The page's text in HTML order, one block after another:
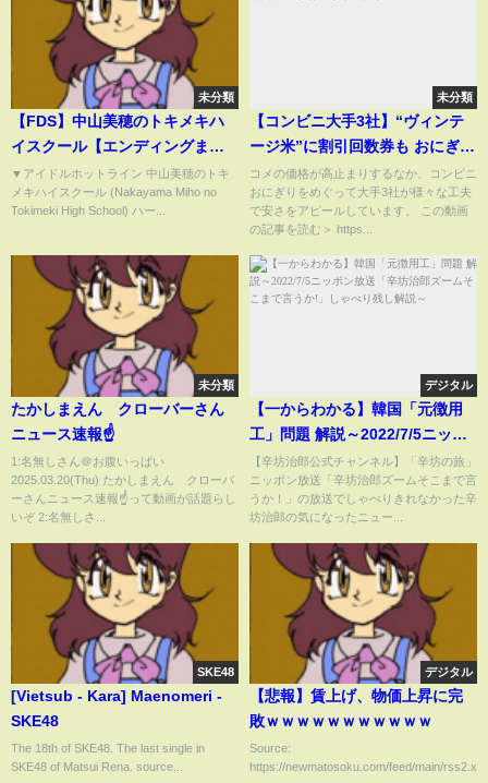
未分類
【FDS】中山美穂のトキメキハ
イスクール【エンディングま
で】
▼アイドルホットライン 中山美穂のトキ
メキハイスクール (Nakayama Miho no
Tokimeki High School) ハー...
未分類
【コンビニ大手3社】“ヴィンテ
ージ米”に割引回数券も おにぎり
の安さアピール
コメの価格が高止まりするなか、コンビニ
おにぎりをめぐって大手3社が様々な工夫
で安さをアピールしています。 この動画
の記事を読む＞ https...
未分類
たかしまえん クローバーさん
ニュース速報☝️
1:名無しさん＠お腹いっぱい
2025.03.20(Thu) たかしまえん クローバ
ーさんニュース速報☝️って動画が話題らし
いぞ 2:名無しさ...
デジタル
【一からわかる】韓国「元徴用
工」問題 解説～2022/7/5ニッポ
ン放送「辛坊治郎ズームそこま
で言うか!」しゃべり残し解説～
【辛坊治郎公式チャンネル】「辛坊の旅」
ニッポン放送「辛坊治郎ズームそこまで言
うか！」の放送でしゃべりきれなかった辛
坊治郎の気になったニュー...
SKE48
[Vietsub - Kara] Maenomeri -
SKE48
The 18th of SKE48. The last single in
SKE48 of Matsui Rena. source...
デジタル
【悲報】賃上げ、物価上昇に完
敗ｗｗｗｗｗｗｗｗｗｗｗ
Source:
https://newmatosoku.com/feed/main/